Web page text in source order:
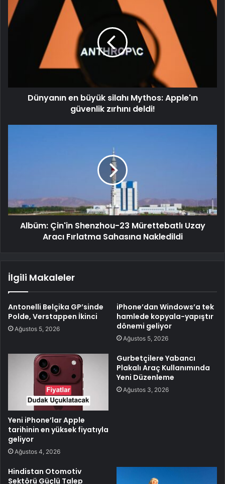
Dünyanın en büyük silahı Mythos: Apple'ın
güvenlik zırhını deldi!
Albüm: Çin'in Shenzhou-23 Mürettebatlı Uzay
Aracı Fırlatma Sahasına Nakledildi
İlgili Makaleler
Antonelli Belçika GP’sinde
Polde, Verstappen İkinci
Ağustos 5, 2026
iPhone’dan Windows’a tek
hamlede kopyala-yapıştır
dönemi geliyor
Ağustos 5, 2026
Yeni iPhone’lar Apple
tarihinin en yüksek fiyatıyla
geliyor
Ağustos 4, 2026
Gurbetçilere Yabancı
Plakalı Araç Kullanımında
Yeni Düzenleme
Ağustos 3, 2026
Hindistan Otomotiv
Sektörü Güçlü Talep